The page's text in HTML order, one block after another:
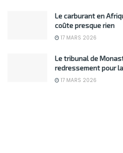
Le carburant en
coûte presque rien
17 MARS 2026
Le tribunal de
redressement pour la
17 MARS 2026